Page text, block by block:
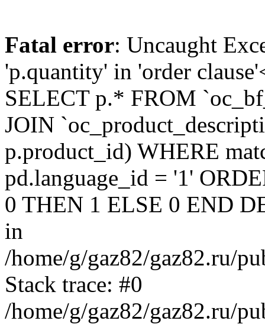
Fatal error: Uncaught
'p.quantity' in 'order
SELECT p.* FROM
JOIN
p.product_id) WHERE
pd.language_id = '1'
0 THEN 1 ELSE 0 END
in
/home/g/gaz82/gaz82.ru/
Stack trace: #0
/home/g/gaz82/gaz82.ru/